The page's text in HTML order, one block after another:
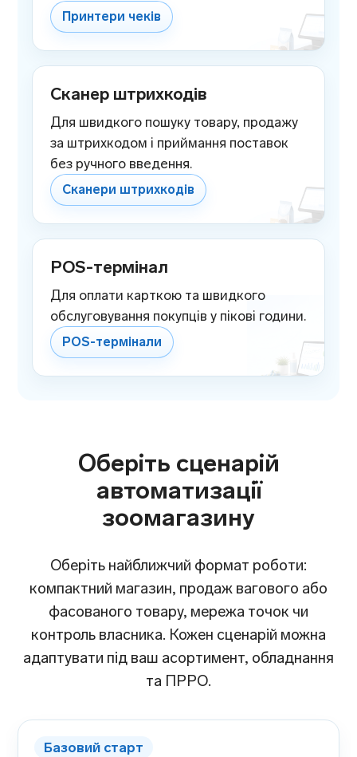
Принтери чеків
Сканер штрихкодів
Для швидкого пошуку товару, продажу
за штрихкодом і приймання поставок
без ручного введення.
Сканери штрихкодів
POS-термінал
Для оплати карткою та швидкого
обслуговування покупців у пікові години.
POS-термінали
Оберіть сценарій
автоматизації
зоомагазину
Оберіть найближчий формат роботи:
компактний магазин, продаж вагового або
фасованого товару, мережа точок чи
контроль власника. Кожен сценарій можна
адаптувати під ваш асортимент, обладнання
та ПРРО.
Базовий старт